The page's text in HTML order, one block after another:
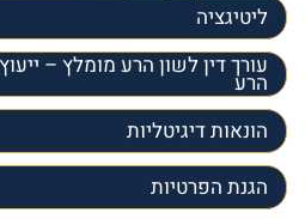
ליטיגציה
עורך דין לשון הרע מומלץ –
הרע
הונאות דיגיטליות
הגנת הפרטיות